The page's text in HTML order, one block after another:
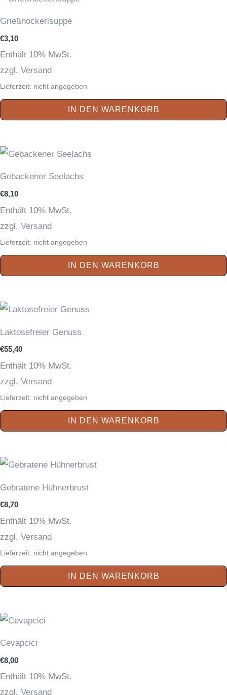
Grießnockerlsuppe
€3,10
Enthält 10% MwSt.
zzgl. Versand
Lieferzeit: nicht angegeben
IN DEN WARENKORB
Gebackener Seelachs
€8,10
Enthält 10% MwSt.
zzgl. Versand
Lieferzeit: nicht angegeben
IN DEN WARENKORB
Laktosefreier Genuss
€55,40
Enthält 10% MwSt.
zzgl. Versand
Lieferzeit: nicht angegeben
IN DEN WARENKORB
Gebratene Hühnerbrust
€8,70
Enthält 10% MwSt.
zzgl. Versand
Lieferzeit: nicht angegeben
IN DEN WARENKORB
Cevapcici
€8,00
Enthält 10% MwSt.
zzgl. Versand